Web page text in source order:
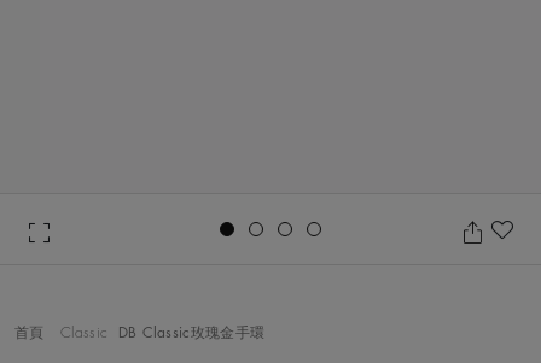
首頁 Classic DB Classic玫瑰金手環